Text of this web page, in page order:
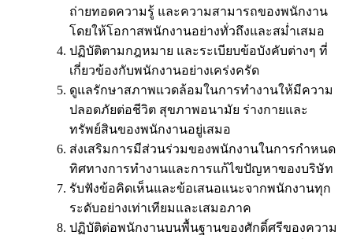
ถ่ายทอดความรู้ และความสามารถของพนักงาน
โดยให้โอกาสพนักงานอย่างทั่วถึงและสม่ำเสมอ
ปฏิบัติตามกฎหมาย และระเบียบข้อบังคับต่างๆ ที่
เกี่ยวข้องกับพนักงานอย่างเคร่งครัด
ดูแลรักษาสภาพแวดล้อมในการทำงานให้มีความ
ปลอดภัยต่อชีวิต สุขภาพอนามัย ร่างกายและ
ทรัพย์สินของพนักงานอยู่เสมอ
ส่งเสริมการมีส่วนร่วมของพนักงานในการกำหนด
ทิศทางการทำงานและการแก้ไขปัญหาของบริษัท
รับฟังข้อคิดเห็นและข้อเสนอแนะจากพนักงานทุก
ระดับอย่างเท่าเทียมและเสมอภาค
ปฏิบัติต่อพนักงานบนพื้นฐานของศักดิ์ศรีของความ